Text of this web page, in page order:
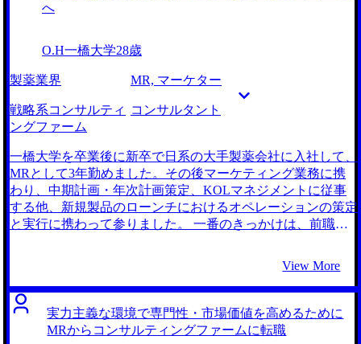
へ
O.H一橋大学28歳
製薬業界 MR, マーケター
戦略系コンサルティ
ングファーム
コンサルタント
一橋大学を卒業後に新卒で日系の大手製薬会社に入社して、
MRとして3年勤めました。その後マーケティング業務に携
わり、中期計画・年次計画策定、KOLマネジメントに従事
する他、新規製品のローンチにおけるオペレーションの策定
と実行に携わって参りました。 一番のきっかけは、前職の
の経営課題を抱えていたのですが、上層部の対応は常に後手
後手で、抜本的な解決策が提示されることはありませんでし
た。それに加えて、人事評価制度の改悪が繰り返されるな
ど、社員を大切にしない姿勢が浮き彫りになっていました。
View More
実力主義な環境で専門性・市場価値を高めるために
MRからコンサルティングファームに転職